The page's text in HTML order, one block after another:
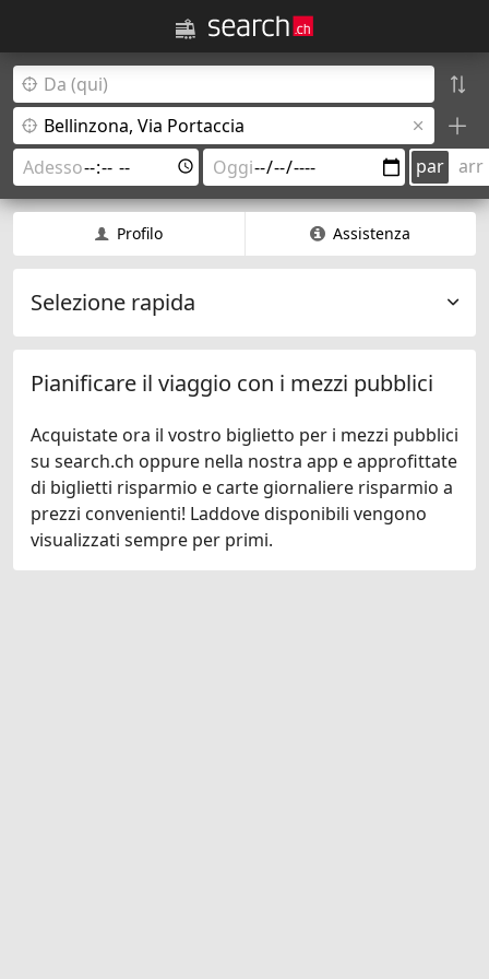
par arr
Profilo Assistenza
Selezione rapida
Pianificare il viaggio con i mezzi pubblici
Acquistate ora il vostro biglietto per i mezzi pubblici
su search.ch oppure nella nostra app e approfittate
di biglietti risparmio e carte giornaliere risparmio a
prezzi convenienti! Laddove disponibili vengono
visualizzati sempre per primi.